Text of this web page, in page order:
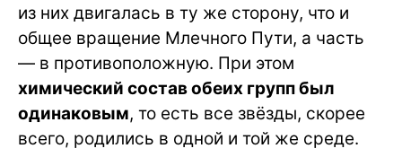
из них двигалась в ту же сторону, что и
общее вращение Млечного Пути, а часть
— в противоположную. При этом
химический состав обеих групп был
одинаковым, то есть все звёзды, скорее
всего, родились в одной и той же среде.